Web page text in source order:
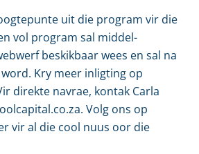
uit die program vir die
vol program sal middel-
beskikbaar wees en sal na
Kry meer inligting op
direkte navrae, kontak Carla
Volg ons op
vir al die cool nuus oor die